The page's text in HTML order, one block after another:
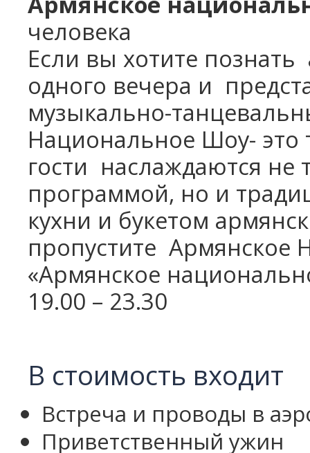
человека
Если вы хотите познать
одного вечера и
музыкально-
Национальное Шоу- это
гости наслаждаются не
программой, но и
кухни и букетом
пропустите Армянское
«Армянское
19.00 – 23.30
В стоимость входит
Встреча и проводы в
Приветственный ужин